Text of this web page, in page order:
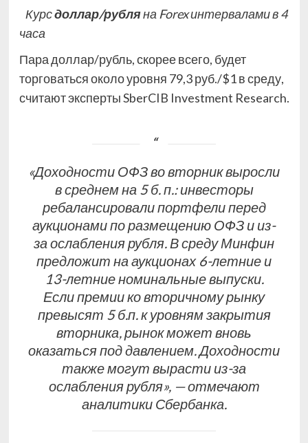
Курсдоллар/рубляна Forex интервалами в 4
часа
Пара доллар/рубль, скорее всего, будет
торговаться около уровня 79,3 руб./$1 в среду,
считают эксперты SberCIB Investment Research.
«Доходности ОФЗ во вторник выросли
в среднем на 5 б. п.: инвесторы
ребалансировали портфели перед
аукционами по размещению ОФЗ и из-
за ослабления рубля. В среду Минфин
предложит на аукционах 6-летние и
13-летние номинальные выпуски.
Если премии ко вторичному рынку
превысят 5 б.п. к уровням закрытия
вторника, рынок может вновь
оказаться под давлением. Доходности
также могут вырасти из-за
ослабления рубля», — отмечают
аналитики Сбербанка.